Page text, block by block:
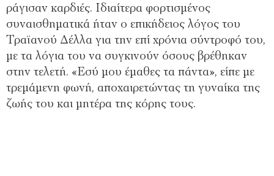
ράγισαν καρδιές. Ιδιαίτερα φορτισμένος
συναισθηματικά ήταν ο επικήδειος λόγος του
Τραϊανού Δέλλα για την επί χρόνια σύντροφό του,
με τα λόγια του να συγκινούν όσους βρέθηκαν
στην τελετή. «Εσύ μου έμαθες τα πάντα», είπε με
τρεμάμενη φωνή, αποχαιρετώντας τη γυναίκα της
ζωής του και μητέρα της κόρης τους.